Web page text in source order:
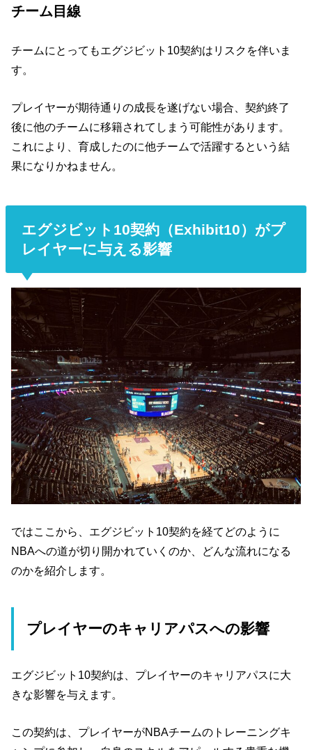
チーム目線
チームにとってもエグジビット10契約はリスクを伴いま
す。
プレイヤーが期待通りの成長を遂げない場合、契約終了
後に他のチームに移籍されてしまう可能性があります。
これにより、育成したのに他チームで活躍するという結
果になりかねません。
エグジビット10契約（Exhibit10）がプ
レイヤーに与える影響
ではここから、エグジビット10契約を経てどのように
NBAへの道が切り開かれていくのか、どんな流れになる
のかを紹介します。
プレイヤーのキャリアパスへの影響
エグジビット10契約は、プレイヤーのキャリアパスに大
きな影響を与えます。
この契約は、プレイヤーがNBAチームのトレーニングキ